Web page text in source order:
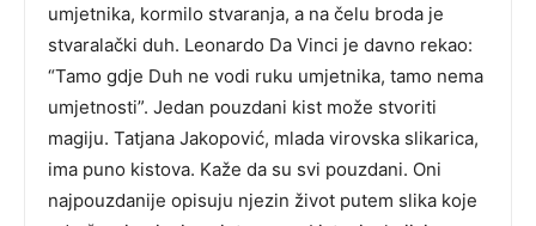
umjetnika, kormilo stvaranja, a na čelu broda je
stvaralački duh. Leonardo Da Vinci je davno rekao:
“Tamo gdje Duh ne vodi ruku umjetnika, tamo nema
umjetnosti”. Jedan pouzdani kist može stvoriti
magiju. Tatjana Jakopović, mlada virovska slikarica,
ima puno kistova. Kaže da su svi pouzdani. Oni
najpouzdanije opisuju njezin život putem slika koje